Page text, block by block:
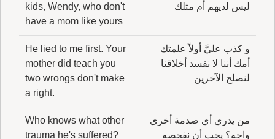
ليس لديهم أم مثلك
kids, Wendy, who don't
have a mom like yours
و كذب عليَّ أولاً علمتك
أمك أننا لا نفسد أخلاقنا
لنصلح الآخرين
He lied to me first. Your
mother did teach you
two wrongs don't make
a right.
من يدري أي صدمة أخرى
واجه؟ يجب أن نفحصه
Who knows what other
trauma he's suffered?